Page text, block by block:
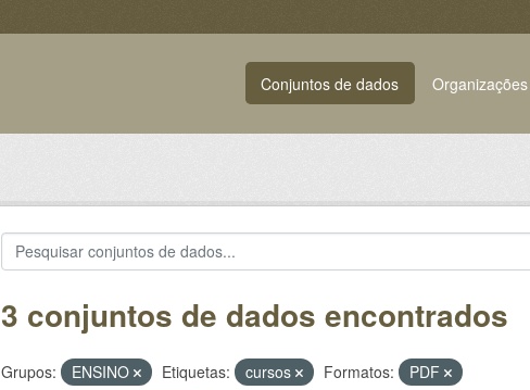
Conjuntos de dados Organizações
3 conjuntos de dados encontrados
Grupos: ENSINO Etiquetas: cursos Formatos:
PDF